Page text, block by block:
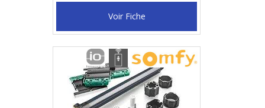
Voir Fiche